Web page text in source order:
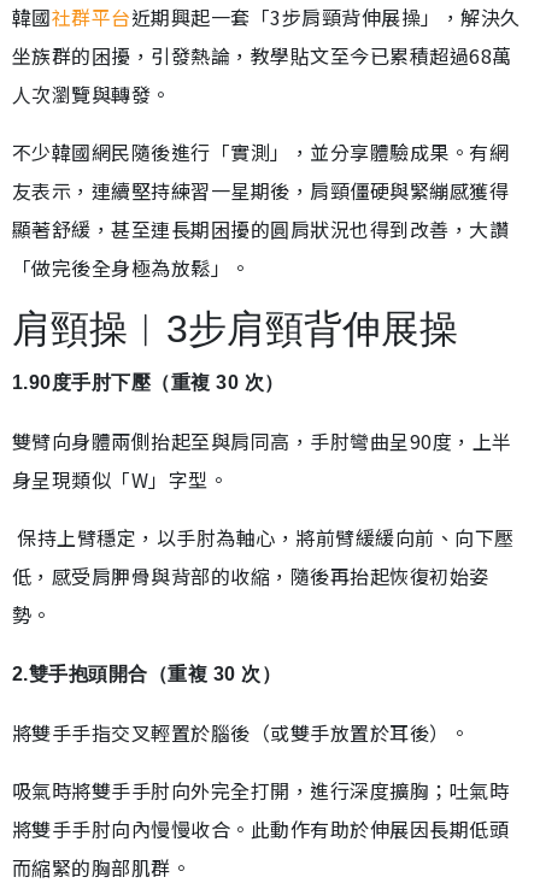
韓國社群平台近期興起一套「3步肩頸背伸展操」，解決久
坐族群的困擾，引發熱論，教學貼文至今已累積超過68萬
人次瀏覽與轉發。
不少韓國網民隨後進行「實測」，並分享體驗成果。有網
友表示，連續堅持練習一星期後，肩頸僵硬與緊繃感獲得
顯著舒緩，甚至連長期困擾的圓肩狀況也得到改善，大讚
「做完後全身極為放鬆」。
肩頸操︱3步肩頸背伸展操
1.90度手肘下壓（重複 30 次）
雙臂向身體兩側抬起至與肩同高，手肘彎曲呈90度，上半
身呈現類似「W」字型。
保持上臂穩定，以手肘為軸心，將前臂緩緩向前、向下壓
低，感受肩胛骨與背部的收縮，隨後再抬起恢復初始姿
勢。
2.雙手抱頭開合（重複 30 次）
將雙手手指交叉輕置於腦後（或雙手放置於耳後）。
吸氣時將雙手手肘向外完全打開，進行深度擴胸；吐氣時
將雙手手肘向內慢慢收合。此動作有助於伸展因長期低頭
而縮緊的胸部肌群。